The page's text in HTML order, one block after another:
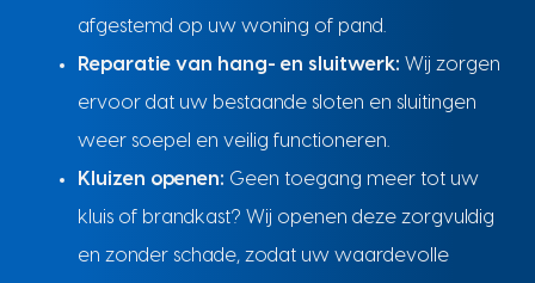
afgestemd op uw woning of pand.
Reparatie van hang- en sluitwerk: Wij zorgen
ervoor dat uw bestaande sloten en sluitingen
weer soepel en veilig functioneren.
Kluizen openen: Geen toegang meer tot uw
kluis of brandkast? Wij openen deze zorgvuldig
en zonder schade, zodat uw waardevolle